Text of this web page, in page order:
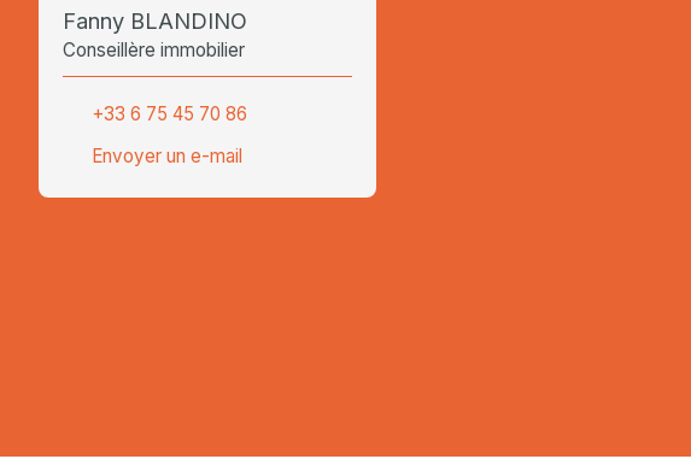
Fanny BLANDINO
Conseillère immobilier
+33 6 75 45 70 86
Envoyer un e-mail